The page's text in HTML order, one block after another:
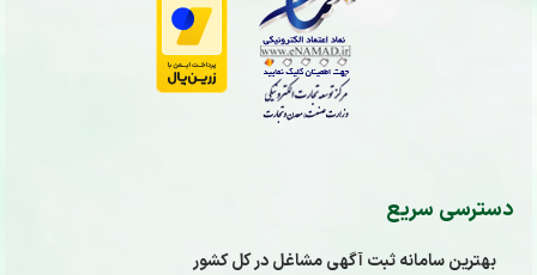
دسترسی سریع
بهترین سامانه ثبت آگهی مشاغل در کل کشور